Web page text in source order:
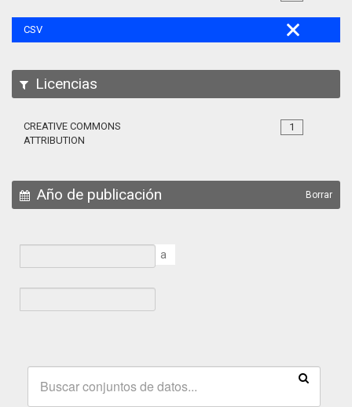
CSV
Licencias
1
CREATIVE COMMONS
ATTRIBUTION
Año de publicación Borrar
a